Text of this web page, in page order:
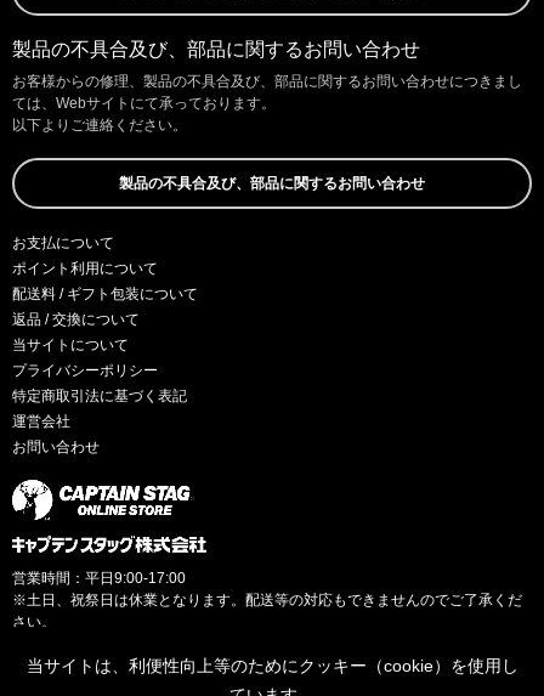
製品の不具合及び、部品に関するお問い合わせ
お客様からの修理、製品の不具合及び、部品に関するお問い合わせにつきまし
ては、Webサイトにて承っております。
以下よりご連絡ください。
製品の不具合及び、部品に関するお問い合わせ
お支払について
ポイント利用について
配送料 / ギフト包装について
返品 / 交換について
当サイトについて
プライバシーポリシー
特定商取引法に基づく表記
運営会社
お問い合わせ
営業時間：平日9:00-17:00
※土日、祝祭日は休業となります。配送等の対応もできませんのでご了承くだ
さい。
当サイトは、利便性向上等のためにクッキー（cookie）を使用し